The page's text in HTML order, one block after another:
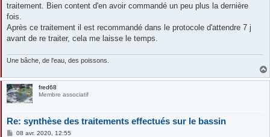
traitement. Bien content d'en avoir commandé un peu plus la dernière
fois.
Après ce traitement il est recommandé dans le protocole d'attendre 7 j
avant de re traiter, cela me laisse le temps.
Une bâche, de l'eau, des poissons.
fred68
Membre associatif
Re: synthèse des traitements effectués sur le bassin
M08 avr. 2020, 12:55